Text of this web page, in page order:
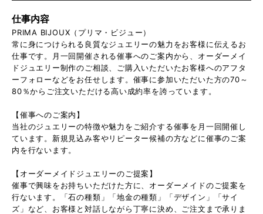
仕事内容
PRIMA BIJOUX（プリマ・ビジュー）
常に身につけられる良質なジュエリーの魅力をお客様に伝えるお
仕事です。月一回開催される催事へのご案内から、オーダーメイ
ドジュエリー制作のご相談、ご購入いただいたお客様へのアフタ
ーフォローなどをお任せします。催事に参加いただいた方の70～
80％からご注文いただける高い成約率を誇っています。
【催事へのご案内】
当社のジュエリーの特徴や魅力をご紹介する催事を月一回開催し
ています。新規見込み客やリピーター候補の方などに催事のご案
内を行ないます。
【オーダーメイドジュエリーのご提案】
催事で興味をお持ちいただけた方に、オーダーメイドのご提案を
行ないます。「石の種類」「地金の種類」「デザイン」「サイ
ズ」など、お客様と対話しながら丁寧に決め、ご注文まで承りま